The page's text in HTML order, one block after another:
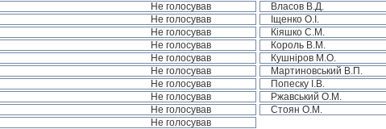
Не голосував Власов В.Д.
Не голосував Іщенко О.І.
Не голосував Кіяшко С.М.
Не голосував Король В.М.
Не голосував Кушніров М.О.
Не голосував Мартиновський В.П.
Не голосував Попеску І.В.
Не голосував Ржавський О.М.
Не голосував Стоян О.М.
Не голосував